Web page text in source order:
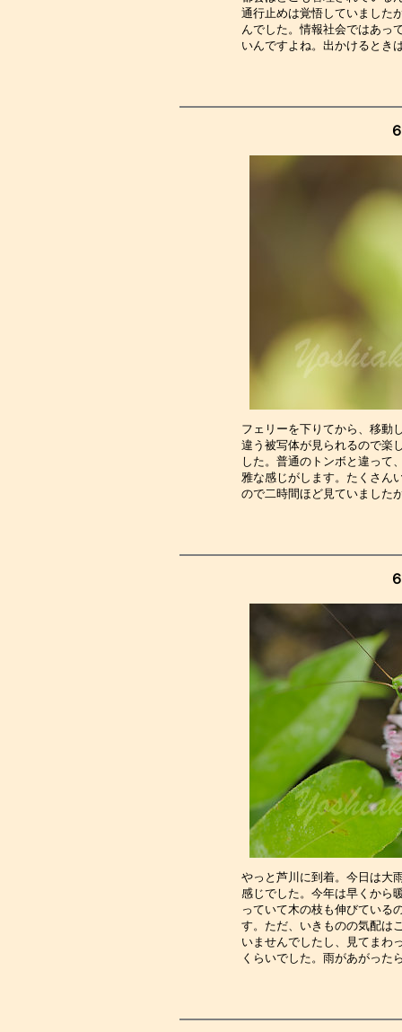
通行止めは覚悟していました
んでした。情報社会ではあっ
いんですよね。出かける
フェリーを下りてから、移動
違う被写体が見られるので楽
した。普通のトンボと違って
雅な感じがします。たくさん
ので二時間ほど見
やっと芦川に到着。今日は大
感じでした。今年は早くから
っていて木の枝も伸びている
す。ただ、いきものの気配は
いませんでしたし、見てまわ
くらいでした。雨があがっ